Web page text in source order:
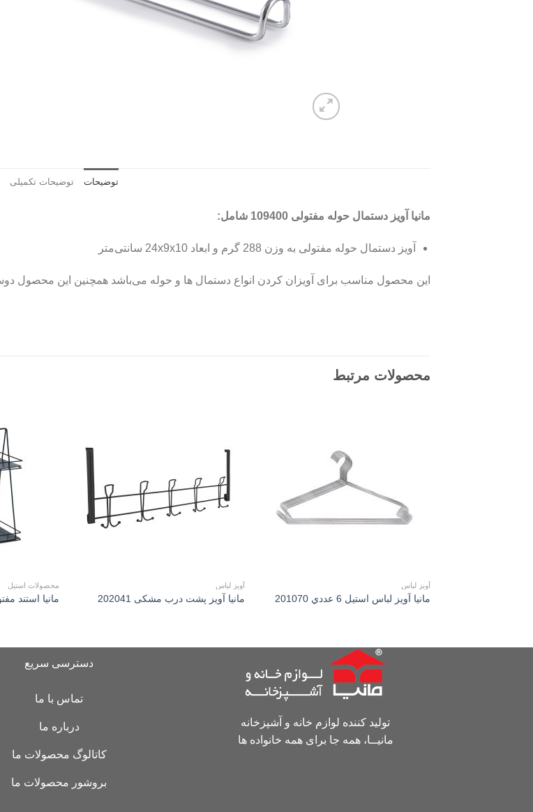
توضیحات توضیحات تکمیلی
مانیا آويز دستمال حوله مفتولی 109400 شامل:
آويز دستمال حوله مفتولی به وزن 288 گرم و ابعاد 24x9x10 سانتی‌متر
این محصول مناسب برای آویزان کردن انواع دستمال ها و حوله می‌باشد همچنین این محصول
محصولات مرتبط
آویز لباس
مانیا آويز لباس استیل 6 عددي 201070
Add to
wishlist
آویز لباس
مانیا آويز پشت درب مشکی 202041
محصولات استیل
مانیا استند
تولید کننده لوازم خانه و آشپزخانه
مانیــا، همه جا برای همه خانواده ها
دسترسی سریع
تماس با ما
درباره ما
کاتالوگ محصولات ما
بروشور محصولات ما